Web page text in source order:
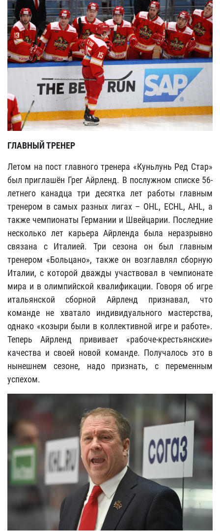
ГЛАВНЫЙ ТРЕНЕР
Летом на пост главного тренера «Куньлунь Ред Стар»
был приглашён Грег Айрленд. В послужном списке 56-
летнего канадца три десятка лет работы главным
тренером в самых разных лигах – OHL, ECHL, AHL, а
также чемпионаты Германии и Швейцарии. Последние
несколько лет карьера Айрленда была неразрывно
связана с Италией. Три сезона он был главным
тренером «Больцано», также он возглавлял сборную
Италии, с которой дважды участвовал в чемпионате
мира и в олимпийской квалификации. Говоря об игре
итальянской сборной Айрленд признавал, что
команде не хватало индивидуального мастерства,
однако «козыри были в коллективной игре и работе».
Теперь Айрленд прививает «рабоче-крестьянские»
качества и своей новой команде. Получалось это в
нынешнем сезоне, надо признать, с переменным
успехом.